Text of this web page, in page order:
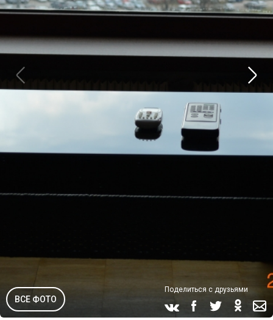
ВСЕ ФОТО
Поделиться с друзьями